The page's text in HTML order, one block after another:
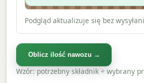
Podgląd aktualizuje się bez
Oblicz ilość nawozu →
Wzór: potrzebny składnik ÷ wybrany